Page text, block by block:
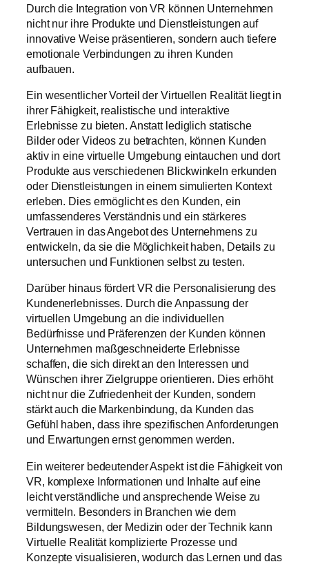
Durch die Integration von VR können Unternehmen
nicht nur ihre Produkte und Dienstleistungen auf
innovative Weise präsentieren, sondern auch tiefere
emotionale Verbindungen zu ihren Kunden
aufbauen.
Ein wesentlicher Vorteil der Virtuellen Realität liegt in
ihrer Fähigkeit, realistische und interaktive
Erlebnisse zu bieten. Anstatt lediglich statische
Bilder oder Videos zu betrachten, können Kunden
aktiv in eine virtuelle Umgebung eintauchen und dort
Produkte aus verschiedenen Blickwinkeln erkunden
oder Dienstleistungen in einem simulierten Kontext
erleben. Dies ermöglicht es den Kunden, ein
umfassenderes Verständnis und ein stärkeres
Vertrauen in das Angebot des Unternehmens zu
entwickeln, da sie die Möglichkeit haben, Details zu
untersuchen und Funktionen selbst zu testen.
Darüber hinaus fördert VR die Personalisierung des
Kundenerlebnisses. Durch die Anpassung der
virtuellen Umgebung an die individuellen
Bedürfnisse und Präferenzen der Kunden können
Unternehmen maßgeschneiderte Erlebnisse
schaffen, die sich direkt an den Interessen und
Wünschen ihrer Zielgruppe orientieren. Dies erhöht
nicht nur die Zufriedenheit der Kunden, sondern
stärkt auch die Markenbindung, da Kunden das
Gefühl haben, dass ihre spezifischen Anforderungen
und Erwartungen ernst genommen werden.
Ein weiterer bedeutender Aspekt ist die Fähigkeit von
VR, komplexe Informationen und Inhalte auf eine
leicht verständliche und ansprechende Weise zu
vermitteln. Besonders in Branchen wie dem
Bildungswesen, der Medizin oder der Technik kann
Virtuelle Realität komplizierte Prozesse und
Konzepte visualisieren, wodurch das Lernen und das